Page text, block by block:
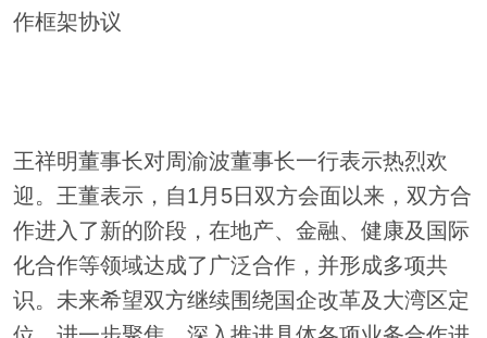
作框架协议
王祥明董事长对周渝波董事长一行表示热烈欢
迎。王董表示，自1月5日双方会面以来，双方合
作进入了新的阶段，在地产、金融、健康及国际
化合作等领域达成了广泛合作，并形成多项共
识。未来希望双方继续围绕国企改革及大湾区定